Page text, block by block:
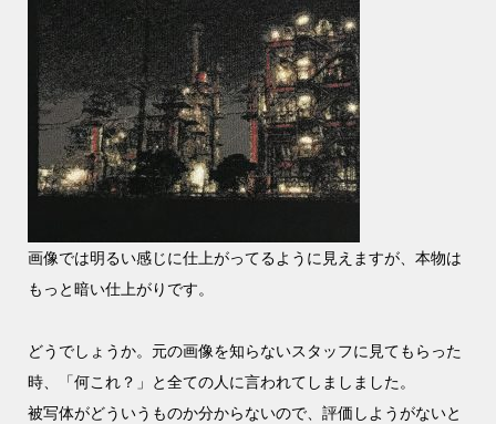
画像では明るい感じに仕上がってるように見えますが、本物は
もっと暗い仕上がりです。
どうでしょうか。元の画像を知らないスタッフに見てもらった
時、「何これ？」と全ての人に言われてしましました。
被写体がどういうものか分からないので、評価しようがないと